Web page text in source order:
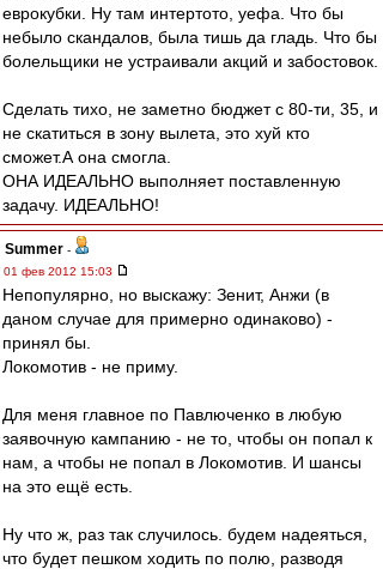
еврокубки. Ну там интертото, уефа. Что бы
небыло скандалов, была тишь да гладь. Что бы
болельщики не устраивали акций и забостовок.
Сделать тихо, не заметно бюджет с 80-ти, 35, и
не скатиться в зону вылета, это хуй кто
сможет.А она смогла.
ОНА ИДЕАЛЬНО выполняет поставленную
задачу. ИДЕАЛЬНО!
Summer -
01 фев 2012 15:03
Непопулярно, но выскажу: Зенит, Анжи (в
даном случае для примерно одинаково) -
принял бы.
Локомотив - не приму.
Для меня главное по Павлюченко в любую
заявочную кампанию - не то, чтобы он попал к
нам, а чтобы не попал в Локомотив. И шансы
на это ещё есть.
Ну что ж, раз так случилось. будем надеяться,
что будет пешком ходить по полю, разводя